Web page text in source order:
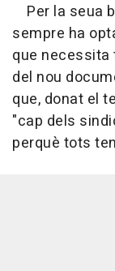
Per la seua
sempre ha
que
del nou
que, donat el
"cap dels
perquè tots